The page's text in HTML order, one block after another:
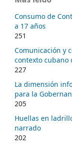
Consumo de
a 17 años
251
Comunicación y
contexto cubano
227
La dimensión
para la
205
Huellas en
narrado
202